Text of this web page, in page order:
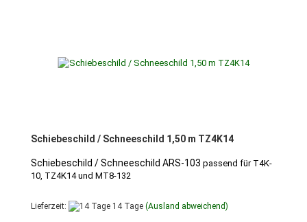
Schiebeschild / Schneeschild 1,50 m TZ4K14
Schiebeschild / Schneeschild ARS-103 passend für T4K-
10, TZ4K14 und MT8-132
Lieferzeit: 14 Tage (Ausland abweichend)